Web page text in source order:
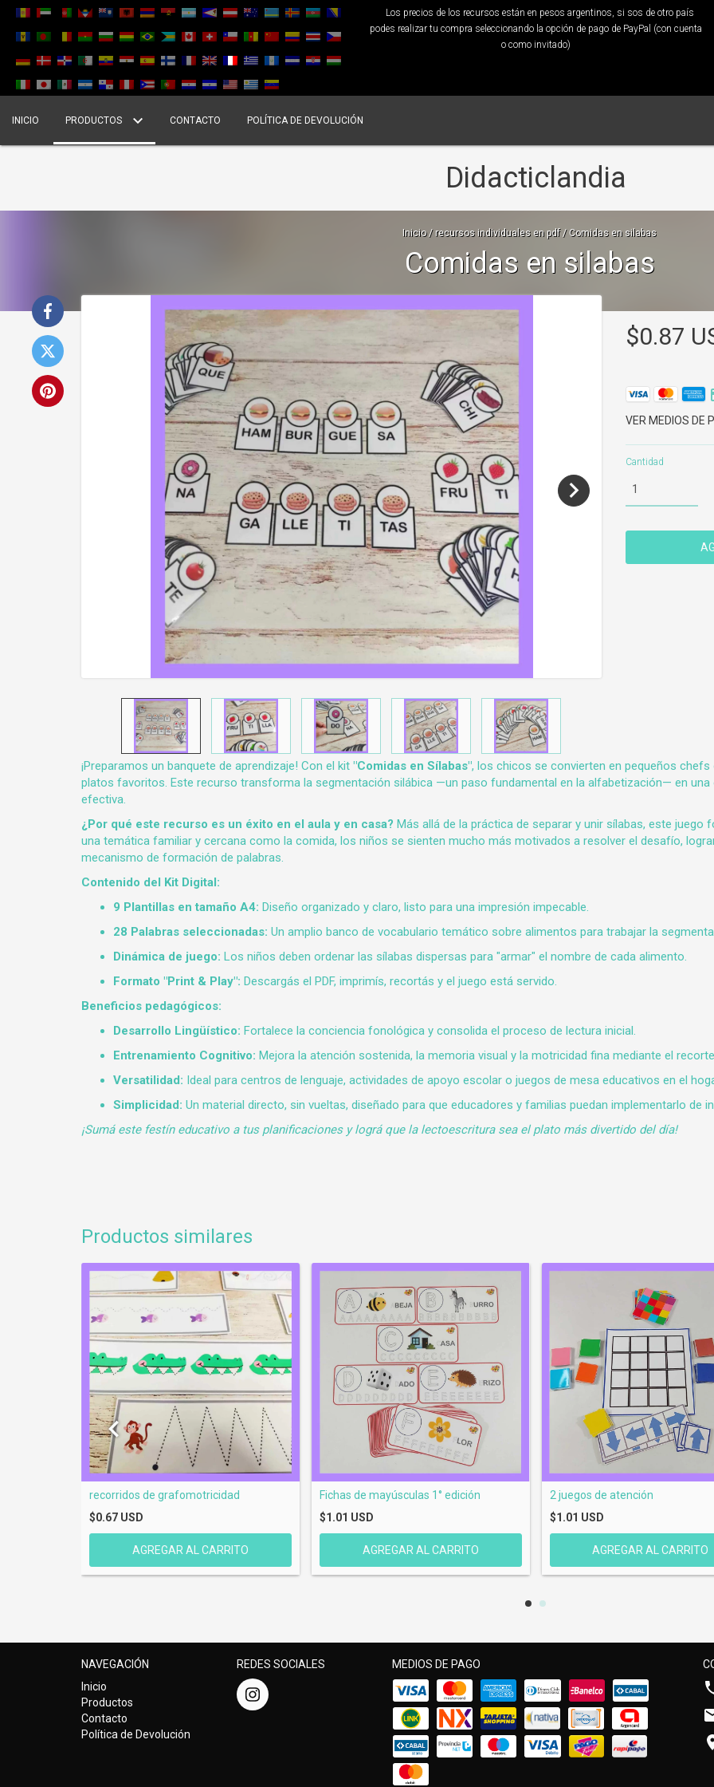
Los precios de los recursos están en pesos argentinos, si sos de otro país
podes realizar tu compra seleccionando la opción de pago de PayPal (con cuenta
o como invitado)
INICIO PRODUCTOS CONTACTO POLÍTICA DE DEVOLUCIÓN
Didacticlandia
Inicio / recursos individuales en pdf / Comidas en silabas
Comidas en silabas
$0.87
VER MEDIOS DE
Cantidad
¡Preparamos un banquete de aprendizaje! Con el kit "Comidas en Sílabas", los chicos se convierten en pequeños
platos favoritos. Este recurso transforma la segmentación silábica —un paso fundamental en la alfabetización— en una
efectiva.
¿Por qué este recurso es un éxito en el aula y en casa? Más allá de la práctica de separar y unir sílabas, este juego
una temática familiar y cercana como la comida, los niños se sienten mucho más motivados a resolver el desafío,
mecanismo de formación de palabras.
Contenido del Kit Digital:
9 Plantillas en tamaño A4: Diseño organizado y claro, listo para una impresión impecable.
28 Palabras seleccionadas: Un amplio banco de vocabulario temático sobre alimentos para trabajar la
Dinámica de juego: Los niños deben ordenar las sílabas dispersas para "armar" el nombre de cada alimento.
Formato "Print & Play": Descargás el PDF, imprimís, recortás y el juego está servido.
Beneficios pedagógicos:
Desarrollo Lingüístico: Fortalece la conciencia fonológica y consolida el proceso de lectura inicial.
Entrenamiento Cognitivo: Mejora la atención sostenida, la memoria visual y la motricidad fina mediante el
Versatilidad: Ideal para centros de lenguaje, actividades de apoyo escolar o juegos de mesa educativos en el
Simplicidad: Un material directo, sin vueltas, diseñado para que educadores y familias puedan implementarlo de
¡Sumá este festín educativo a tus planificaciones y lográ que la lectoescritura sea el plato más divertido del día!
Productos similares
recorridos de grafomotricidad
$0.67 USD
Fichas de mayúsculas 1° edición
$1.01 USD
2 juegos de atención
$1.01 USD
NAVEGACIÓN
Inicio
Productos
Contacto
Política de Devolución
REDES SOCIALES MEDIOS DE PAGO